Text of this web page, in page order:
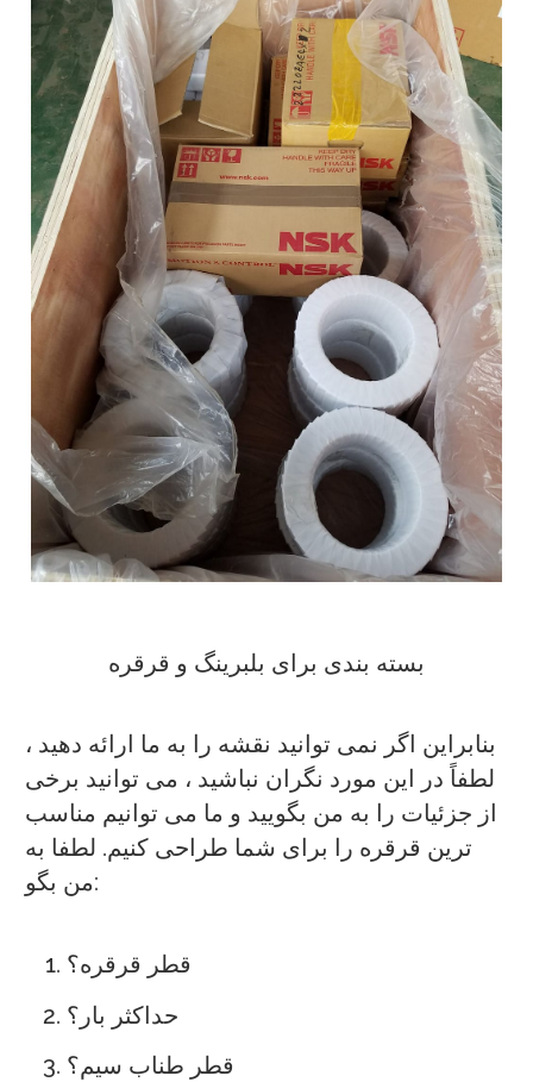
بسته بندی برای بلبرینگ و قرقره
بنابراین اگر نمی توانید نقشه را به ما ارائه دهید ،
لطفاً در این مورد نگران نباشید ، می توانید برخی
از جزئیات را به من بگویید و ما می توانیم مناسب
ترین قرقره را برای شما طراحی کنیم. لطفا به
من بگو:
قطر قرقره؟
حداکثر بار؟
قطر طناب سیم؟